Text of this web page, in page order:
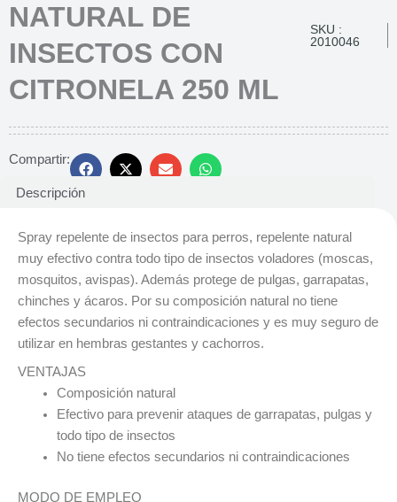
NATURAL DE
INSECTOS CON
CITRONELA 250 ML
SKU :
2010046
Compartir:
Descripción
Spray repelente de insectos para perros, repelente natural
muy efectivo contra todo tipo de insectos voladores (moscas,
mosquitos, avispas). Además protege de pulgas, garrapatas,
chinches y ácaros. Por su composición natural no tiene
efectos secundarios ni contraindicaciones y es muy seguro de
utilizar en hembras gestantes y cachorros.
VENTAJAS
Composición natural
Efectivo para prevenir ataques de garrapatas, pulgas y
todo tipo de insectos
No tiene efectos secundarios ni contraindicaciones
MODO DE EMPLEO